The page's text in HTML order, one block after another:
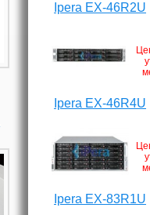
Ipera EX-46R2U
Ipera EX-46R4U
Ipera EX-83R1U